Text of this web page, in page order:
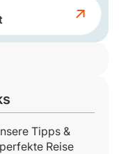
Tipps &
Reise